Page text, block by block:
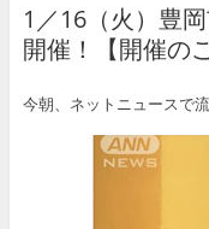
1／16（火）豊
開催！【開催の
今朝、ネットニュースで